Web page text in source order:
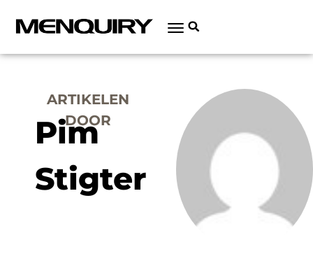
ARTIKELEN
DOOR
Pim
Stigter